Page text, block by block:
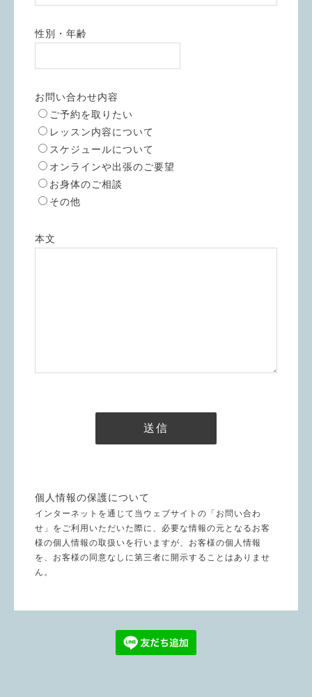
性別・年齢
お問い合わせ内容
ご予約を取りたい
レッスン内容について
スケジュールについて
オンラインや出張のご要望
お身体のご相談
その他
本文
個人情報の保護について
インターネットを通じて当ウェブサイトの「お問い合わ
せ」をご利用いただいた際に、必要な情報の元となるお客
様の個人情報の取扱いを行いますが、お客様の個人情報
を、お客様の同意なしに第三者に開示することはありませ
ん。